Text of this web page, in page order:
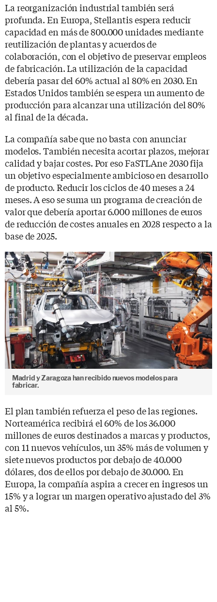
La reorganización industrial también será
profunda. En Europa, Stellantis espera reducir
capacidad en más de 800.000 unidades mediante
reutilización de plantas y acuerdos de
colaboración, con el objetivo de preservar empleos
de fabricación. La utilización de la capacidad
debería pasar del 60% actual al 80% en 2030. En
Estados Unidos también se espera un aumento de
producción para alcanzar una utilización del 80%
al final de la década.
La compañía sabe que no basta con anunciar
modelos. También necesita acortar plazos, mejorar
calidad y bajar costes. Por eso FaSTLAne 2030 fija
un objetivo especialmente ambicioso en desarrollo
de producto. Reducir los ciclos de 40 meses a 24
meses. A eso se suma un programa de creación de
valor que debería aportar 6.000 millones de euros
de reducción de costes anuales en 2028 respecto a la
base de 2025.
Madrid y Zaragoza han recibido nuevos modelos para
fabricar.
El plan también refuerza el peso de las regiones.
Norteamérica recibirá el 60% de los 36.000
millones de euros destinados a marcas y productos,
con 11 nuevos vehículos, un 35% más de volumen y
siete nuevos productos por debajo de 40.000
dólares, dos de ellos por debajo de 30.000. En
Europa, la compañía aspira a crecer en ingresos un
15% y a lograr un margen operativo ajustado del 3%
al 5%.